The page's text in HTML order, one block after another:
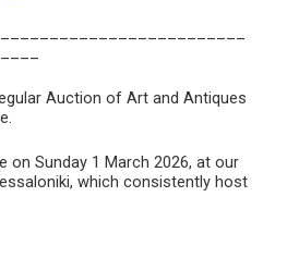
Auction of Art and Antiques
on Sunday 1 March 2026, at our
which consistently host